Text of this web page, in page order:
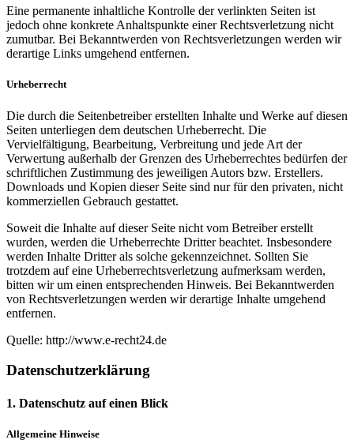
Eine permanente inhaltliche Kontrolle der verlinkten Seiten ist
jedoch ohne konkrete Anhaltspunkte einer Rechtsverletzung nicht
zumutbar. Bei Bekanntwerden von Rechtsverletzungen werden wir
derartige Links umgehend entfernen.
Urheberrecht
Die durch die Seitenbetreiber erstellten Inhalte und Werke auf diesen
Seiten unterliegen dem deutschen Urheberrecht. Die
Vervielfältigung, Bearbeitung, Verbreitung und jede Art der
Verwertung außerhalb der Grenzen des Urheberrechtes bedürfen der
schriftlichen Zustimmung des jeweiligen Autors bzw. Erstellers.
Downloads und Kopien dieser Seite sind nur für den privaten, nicht
kommerziellen Gebrauch gestattet.
Soweit die Inhalte auf dieser Seite nicht vom Betreiber erstellt
wurden, werden die Urheberrechte Dritter beachtet. Insbesondere
werden Inhalte Dritter als solche gekennzeichnet. Sollten Sie
trotzdem auf eine Urheberrechtsverletzung aufmerksam werden,
bitten wir um einen entsprechenden Hinweis. Bei Bekanntwerden
von Rechtsverletzungen werden wir derartige Inhalte umgehend
entfernen.
Quelle: http://www.e-recht24.de
Datenschutzerklärung
1. Datenschutz auf einen Blick
Allgemeine Hinweise